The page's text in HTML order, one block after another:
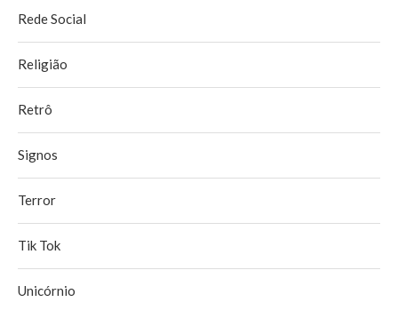
Rede Social
Religião
Retrô
Signos
Terror
Tik Tok
Unicórnio